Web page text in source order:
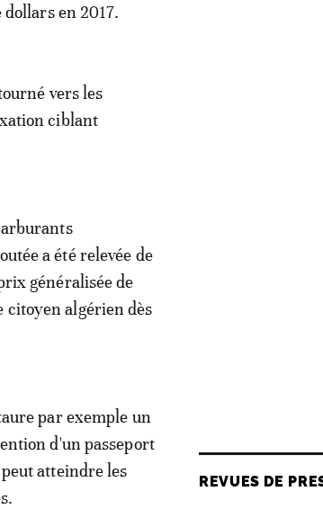
en 2017.
vers les
ciblant
a été relevée de
généralisée de
citoyen algérien dès
par exemple un
d'un passeport
atteindre les
REVUES DE